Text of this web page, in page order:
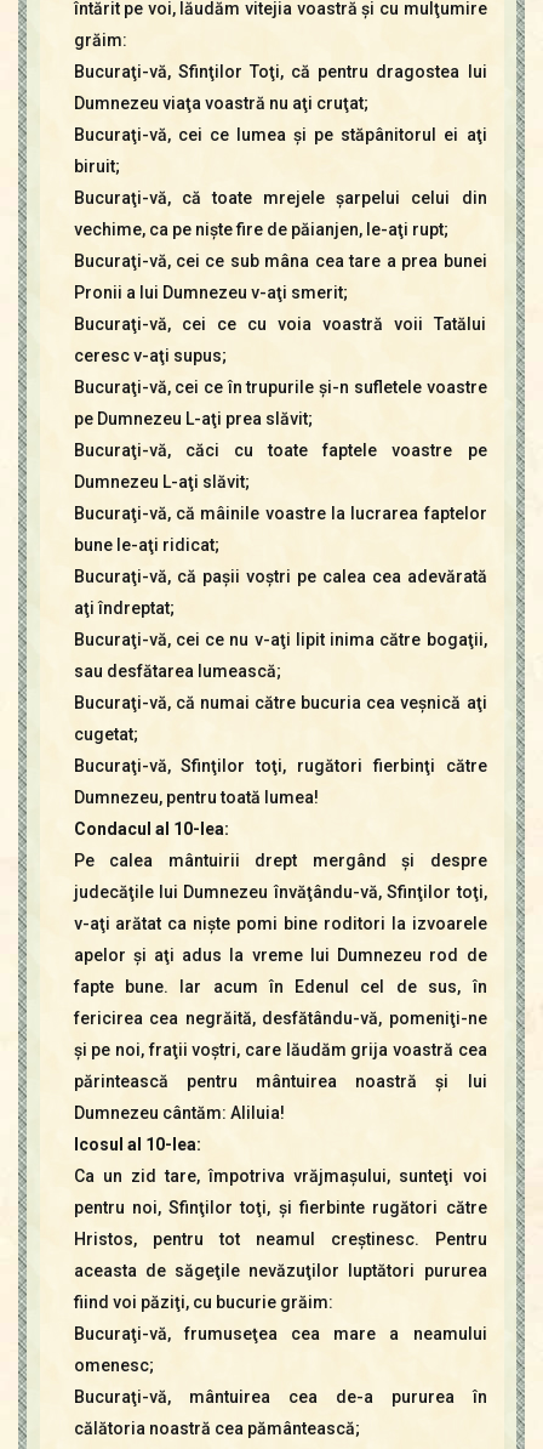
întărit pe voi, lăudăm vitejia voastră şi cu mulţumire
grăim:
Bucuraţi-vă, Sfinţilor Toţi, că pentru dragostea lui
Dumnezeu viaţa voastră nu aţi cruţat;
Bucuraţi-vă, cei ce lumea şi pe stăpânitorul ei aţi
biruit;
Bucuraţi-vă, că toate mrejele şarpelui celui din
vechime, ca pe nişte fire de păianjen, le-aţi rupt;
Bucuraţi-vă, cei ce sub mâna cea tare a prea bunei
Pronii a lui Dumnezeu v-aţi smerit;
Bucuraţi-vă, cei ce cu voia voastră voii Tatălui
ceresc v-aţi supus;
Bucuraţi-vă, cei ce în trupurile şi-n sufletele voastre
pe Dumnezeu L-aţi prea slăvit;
Bucuraţi-vă, căci cu toate faptele voastre pe
Dumnezeu L-aţi slăvit;
Bucuraţi-vă, că mâinile voastre la lucrarea faptelor
bune le-aţi ridicat;
Bucuraţi-vă, că paşii voştri pe calea cea adevărată
aţi îndreptat;
Bucuraţi-vă, cei ce nu v-aţi lipit inima către bogaţii,
sau desfătarea lumească;
Bucuraţi-vă, că numai către bucuria cea veşnică aţi
cugetat;
Bucuraţi-vă, Sfinţilor toţi, rugători fierbinţi către
Dumnezeu, pentru toată lumea!
Condacul al 10-lea:
Pe calea mântuirii drept mergând şi despre
judecăţile lui Dumnezeu învăţându-vă, Sfinţilor toţi,
v-aţi arătat ca nişte pomi bine roditori la izvoarele
apelor şi aţi adus la vreme lui Dumnezeu rod de
fapte bune. Iar acum în Edenul cel de sus, în
fericirea cea negrăită, desfătându-vă, pomeniţi-ne
şi pe noi, fraţii voştri, care lăudăm grija voastră cea
părintească pentru mântuirea noastră şi lui
Dumnezeu cântăm: Aliluia!
Icosul al 10-lea:
Ca un zid tare, împotriva vrăjmaşului, sunteţi voi
pentru noi, Sfinţilor toţi, şi fierbinte rugători către
Hristos, pentru tot neamul creştinesc. Pentru
aceasta de săgeţile nevăzuţilor luptători pururea
fiind voi păziţi, cu bucurie grăim:
Bucuraţi-vă, frumuseţea cea mare a neamului
omenesc;
Bucuraţi-vă, mântuirea cea de-a pururea în
călătoria noastră cea pământească;